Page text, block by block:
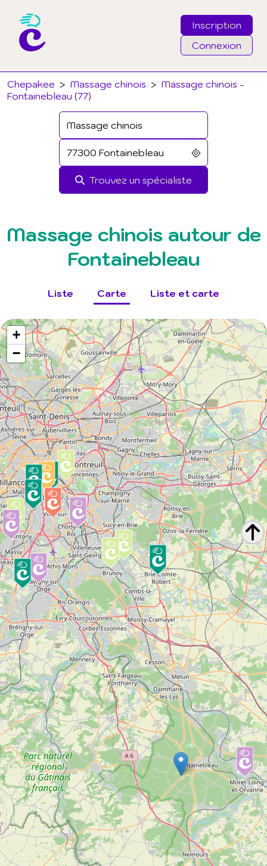
Inscription
Connexion
Chepakee > Massage chinois > Massage chinois -
Fontainebleau (77)
Trouvez un spécialiste
Email
Mot de passe
J'ai oublié mon mot de passe
Connexion
Massage chinois autour de
Fontainebleau
Liste Carte Liste et carte
+
−